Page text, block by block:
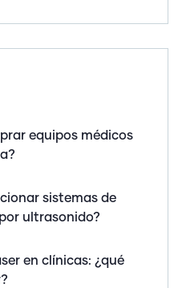
equipos médicos
sistemas de
ultrasonido?
en clínicas: ¿qué